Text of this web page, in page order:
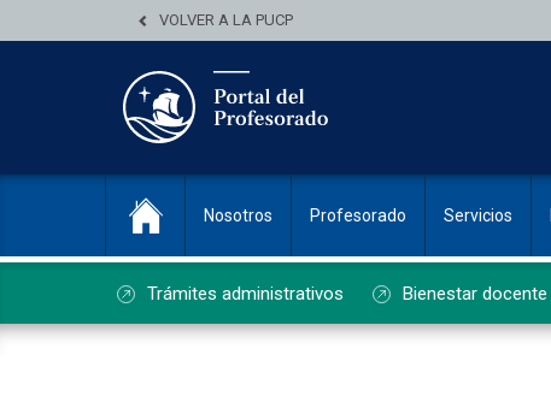
VOLVER A LA PUCP
Nosotros Profesorado Servicios
Trámites administrativos Bienestar docente